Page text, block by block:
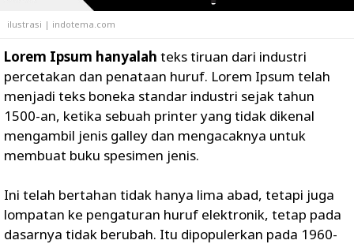
ilustrasi | indotema.com
Lorem Ipsum hanyalah teks tiruan dari industri
percetakan dan penataan huruf. Lorem Ipsum telah
menjadi teks boneka standar industri sejak tahun
1500-an, ketika sebuah printer yang tidak dikenal
mengambil jenis galley dan mengacaknya untuk
membuat buku spesimen jenis.
Ini telah bertahan tidak hanya lima abad, tetapi juga
lompatan ke pengaturan huruf elektronik, tetap pada
dasarnya tidak berubah. Itu dipopulerkan pada 1960-